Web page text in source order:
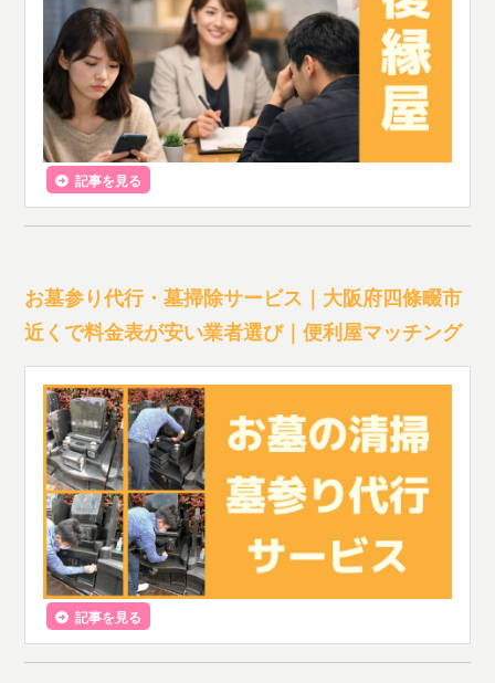
記事を見る
お墓参り代行・墓掃除サービス｜大阪府四條畷市
近くで料金表が安い業者選び｜便利屋マッチング
記事を見る